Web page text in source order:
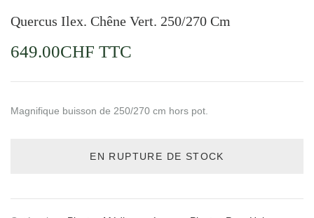
Quercus Ilex. Chêne Vert. 250/270 Cm
649.00CHF TTC
Magnifique buisson de 250/270 cm hors pot.
EN RUPTURE DE STOCK